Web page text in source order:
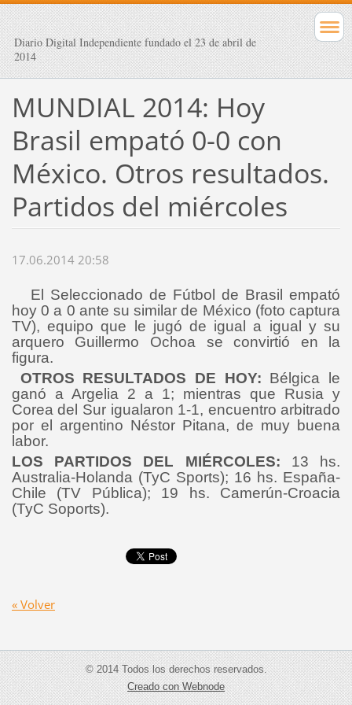
Diario Digital Independiente fundado el 23 de abril de
2014
MUNDIAL 2014: Hoy
Brasil empató 0-0 con
México. Otros resultados.
Partidos del miércoles
17.06.2014 20:58
El Seleccionado de Fútbol de Brasil empató
hoy 0 a 0 ante su similar de México (foto captura
TV), equipo que le jugó de igual a igual y su
arquero Guillermo Ochoa se convirtió en la
figura.
OTROS RESULTADOS DE HOY: Bélgica le
ganó a Argelia 2 a 1; mientras que Rusia y
Corea del Sur igualaron 1-1, encuentro arbitrado
por el argentino Néstor Pitana, de muy buena
labor.
LOS PARTIDOS DEL MIÉRCOLES: 13 hs.
Australia-Holanda (TyC Sports); 16 hs. España-
Chile (TV Pública); 19 hs. Camerún-Croacia
(TyC Soports).
« Volver
© 2014 Todos los derechos reservados.
Creado con Webnode